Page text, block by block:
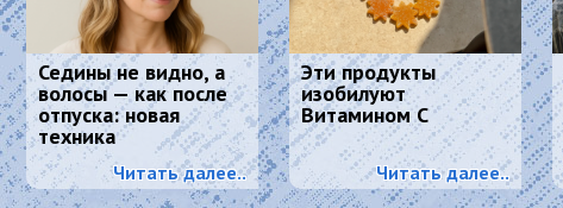
Седины не видно, а
волосы — как после
отпуска: новая
техника
окрашивания
маскирует седину
лучше любой краски
Читать далее..
Эти продукты
изобилуют
Витамином С
Читать далее..